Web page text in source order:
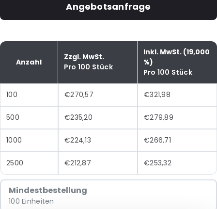
Angebotsanfrage
Anzahl
Zzgl. MwSt.
Pro 100 Stück
Inkl. MwSt. (19,000
%)
Pro 100 Stück
100 €270,57 €321,98
500 €235,20 €279,89
1000 €224,13 €266,71
2500 €212,87 €253,32
Mindestbestellung
100 Einheiten